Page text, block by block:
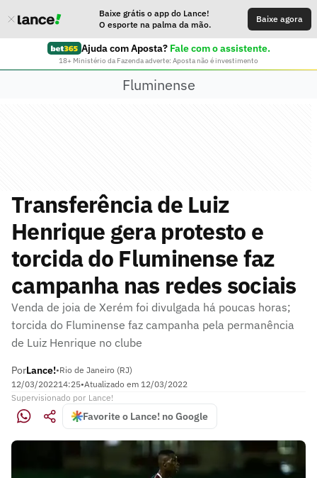
Baixe grátis o app do Lance!
O esporte na palma da mão.
Baixe agora
Ajuda com Aposta? Fale com o assistente.
18+ Ministério da Fazenda adverte: Aposta não é investimento
Fluminense
Transferência de Luiz
Henrique gera protesto e
torcida do Fluminense faz
campanha nas redes sociais
Venda de joia de Xerém foi divulgada há poucas horas;
torcida do Fluminense faz campanha pela permanência
de Luiz Henrique no clube
PorLance!•Rio de Janeiro (RJ)
12/03/202214:25•Atualizado em 12/03/2022
Supervisionado por Lance!
Favorite o Lance! no Google